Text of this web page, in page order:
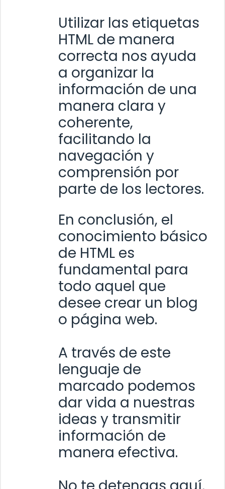
Utilizar las etiquetas
HTML de manera
correcta nos ayuda
a organizar la
información de una
manera clara y
coherente,
facilitando la
navegación y
comprensión por
parte de los lectores.
En conclusión, el
conocimiento básico
de HTML es
fundamental para
todo aquel que
desee crear un blog
o página web.
A través de este
lenguaje de
marcado podemos
dar vida a nuestras
ideas y transmitir
información de
manera efectiva.